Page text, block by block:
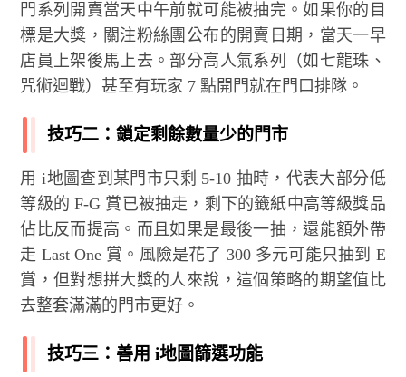
門系列開賣當天中午前就可能被抽完。如果你的目
標是大獎，關注粉絲團公布的開賣日期，當天一早
店員上架後馬上去。部分高人氣系列（如七龍珠、
咒術迴戰）甚至有玩家 7 點開門就在門口排隊。
技巧二：鎖定剩餘數量少的門市
用 i地圖查到某門市只剩 5-10 抽時，代表大部分低
等級的 F-G 賞已被抽走，剩下的籤紙中高等級獎品
佔比反而提高。而且如果是最後一抽，還能額外帶
走 Last One 賞。風險是花了 300 多元可能只抽到 E
賞，但對想拼大獎的人來說，這個策略的期望值比
去整套滿滿的門市更好。
技巧三：善用 i地圖篩選功能